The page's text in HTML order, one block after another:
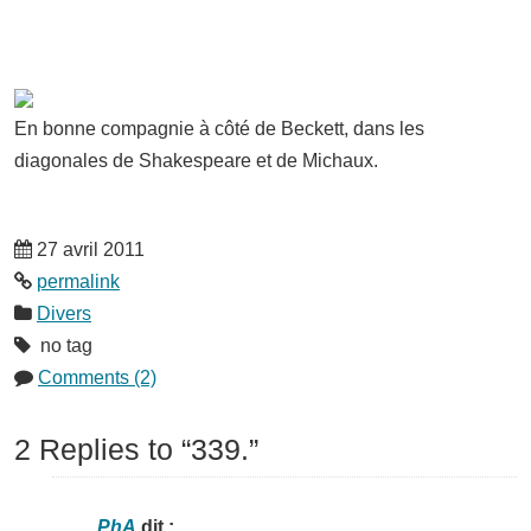
En bonne compagnie à côté de Beckett, dans les
diagonales de Shakespeare et de Michaux.
27 avril 2011
permalink
Divers
no tag
Comments (2)
2 Replies to “339.”